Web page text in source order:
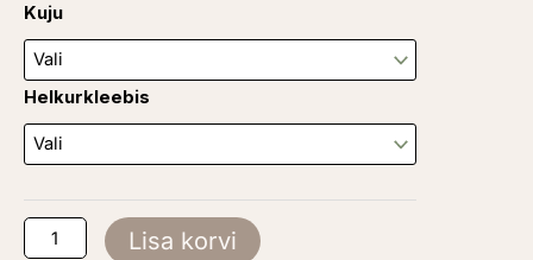
Kuju
Helkurkleebis
Lisa korvi